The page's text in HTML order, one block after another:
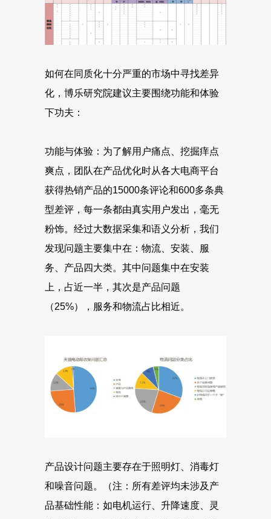
如何在同质化十分严重的市场中寻找差异
化，博乐研究院建议主要围绕功能和体验
下功夫：
功能与体验：为了解用户痛点、挖掘痒点
爽点，团队在产品优化时从各大电商平台
获得热销产品的15000条评论和600多条典
型差评，每一条都由真实用户发出，毫无
粉饰。经过大数据采集和语义分析，我们
发现问题主要集中在：物流、安装、服
务、产品四大类。其中问题集中在安装
上，占近一半，其次是产品问题
（25%），服务和物流占比相近。
产品设计问题主要存在于照明灯、消毒灯
和噪音问题。（注：所有差评均未涉及产
品基础性能：如电机运行、升降速度、灵